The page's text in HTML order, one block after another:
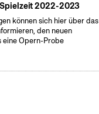
Spielzeit 2022-2023
können sich hier über das
den neuen
eine Opern-Probe